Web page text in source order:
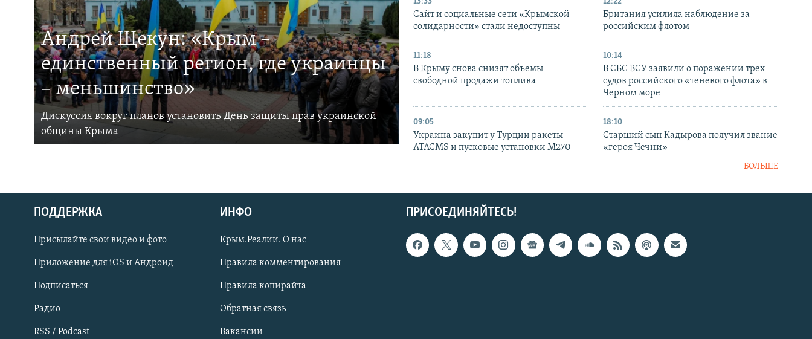
Українською
Qırımtatar
ПРИСОЕДИНЯЙТЕСЬ!
Андрей Щекун: «Крым –
единственный регион, где украинцы
– меньшинство»
Дискуссия вокруг планов установить День защиты прав украинской
общины Крыма
Сайт и социальные сети «Крымской
солидарности» стали недоступны
Британия усилила наблюдение за
российским флотом
11:18
В Крыму снова снизят объемы
свободной продажи топлива
10:14
В СБС ВСУ заявили о поражении трех
судов российского «теневого флота» в
Черном море
09:05
Украина закупит у Турции ракеты
ATACMS и пусковые установки M270
18:10
Старший сын Кадырова получил звание
«героя Чечни»
БОЛЬШЕ
ПРИСОЕДИНЯЙТЕСЬ!
ПОДДЕРЖКА
Присылайте свои видео и фото
Приложение для iOS и Андроид
Подписаться
Радио
RSS / Podcast
ИНФО
Крым.Реалии. О нас
Правила комментирования
Правила копирайта
Обратная связь
Вакансии